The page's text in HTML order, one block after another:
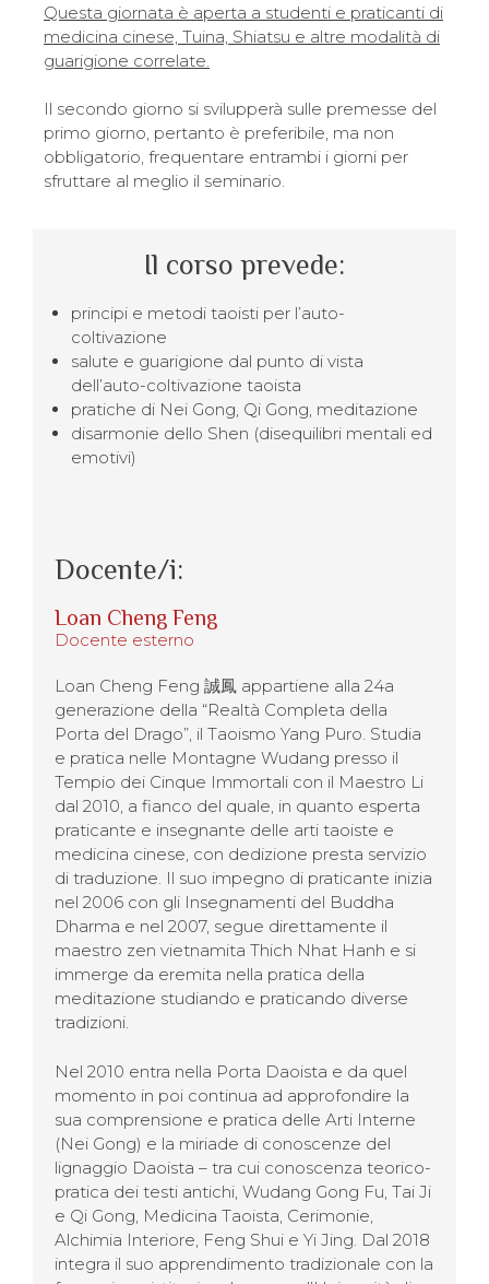
Questa giornata è aperta a studenti e praticanti di
medicina cinese, Tuina, Shiatsu e altre modalità di
guarigione correlate.
Il secondo giorno si svilupperà sulle premesse del
primo giorno, pertanto è preferibile, ma non
obbligatorio, frequentare entrambi i giorni per
sfruttare al meglio il seminario.
Il corso prevede:
principi e metodi taoisti per l’auto-
coltivazione
salute e guarigione dal punto di vista
dell’auto-coltivazione taoista
pratiche di Nei Gong, Qi Gong, meditazione
disarmonie dello Shen (disequilibri mentali ed
emotivi)
Docente/i:
Loan Cheng Feng
Docente esterno
Loan Cheng Feng 誠鳳 appartiene alla 24a
generazione della “Realtà Completa della
Porta del Drago”, il Taoismo Yang Puro. Studia
e pratica nelle Montagne Wudang presso il
Tempio dei Cinque Immortali con il Maestro Li
dal 2010, a fianco del quale, in quanto esperta
praticante e insegnante delle arti taoiste e
medicina cinese, con dedizione presta servizio
di traduzione. Il suo impegno di praticante inizia
nel 2006 con gli Insegnamenti del Buddha
Dharma e nel 2007, segue direttamente il
maestro zen vietnamita Thich Nhat Hanh e si
immerge da eremita nella pratica della
meditazione studiando e praticando diverse
tradizioni.
Nel 2010 entra nella Porta Daoista e da quel
momento in poi continua ad approfondire la
sua comprensione e pratica delle Arti Interne
(Nei Gong) e la miriade di conoscenze del
lignaggio Daoista – tra cui conoscenza teorico-
pratica dei testi antichi, Wudang Gong Fu, Tai Ji
e Qi Gong, Medicina Taoista, Cerimonie,
Alchimia Interiore, Feng Shui e Yi Jing. Dal 2018
integra il suo apprendimento tradizionale con la